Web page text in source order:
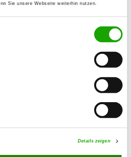
Sie unsere Webseite weiterhin nutzen.
Details zeigen
Junghundgruppe,
Spürhunde